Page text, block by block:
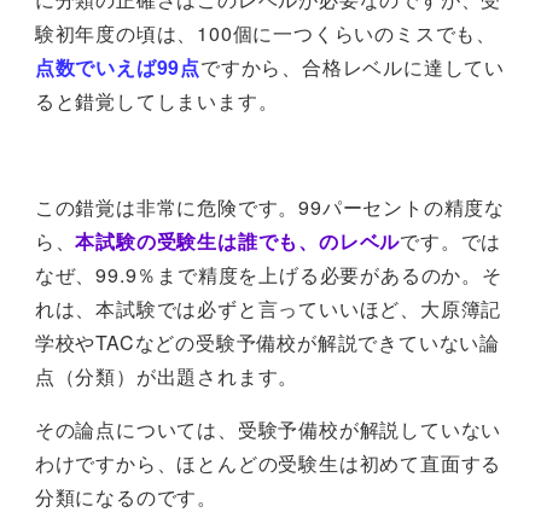
験初年度の頃は、100個に一つくらいのミスでも、
点数でいえば99点ですから、合格レベルに達してい
ると錯覚してしまいます。
この錯覚は非常に危険です。99パーセントの精度な
ら、本試験の受験生は誰でも、のレベルです。では
なぜ、99.9％まで精度を上げる必要があるのか。そ
れは、本試験では必ずと言っていいほど、大原簿記
学校やTACなどの受験予備校が解説できていない論
点（分類）が出題されます。
その論点については、受験予備校が解説していない
わけですから、ほとんどの受験生は初めて直面する
分類になるのです。